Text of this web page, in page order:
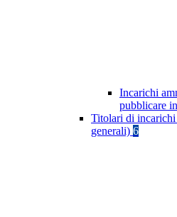
Incarichi
pubblicare
Titolari di
generali) 6